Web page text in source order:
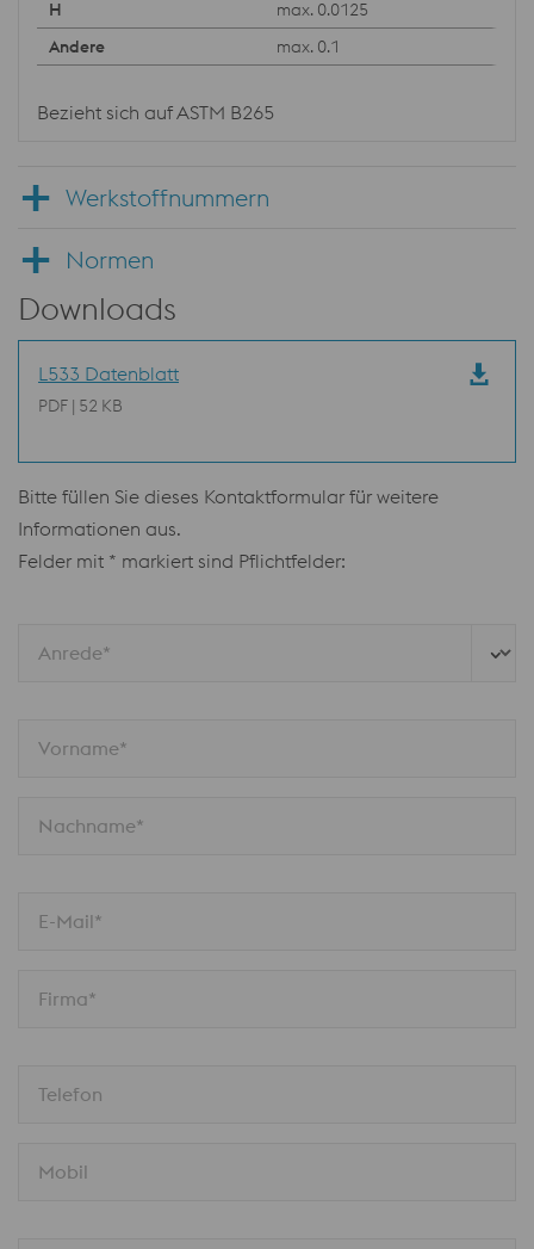
max. 0.0125
max. 0.1
Bezieht sich auf ASTM B265
Werkstoffnummern
Normen
Downloads
L533 Datenblatt
PDF | 52 KB
Bitte füllen Sie dieses Kontaktformular für weitere
Informationen aus.
Felder mit * markiert sind Pflichtfelder:
Anrede*
Vorname*
Nachname*
E-Mail*
Firma*
Telefon
Mobil